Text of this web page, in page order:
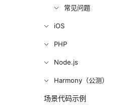
常见问题
iOS
PHP
Node.js
Harmony（公测）
场景代码示例